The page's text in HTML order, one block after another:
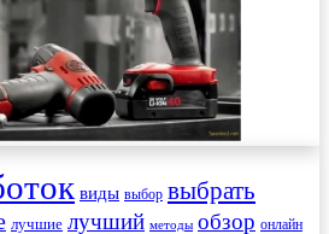
виды выбор выбрать
лучшие лучший методы обзор онлайн